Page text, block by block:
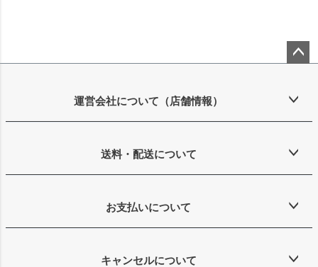
ップ
運営会社について（店舗情報）
送料・配送について
お支払いについて
キャンセルについて